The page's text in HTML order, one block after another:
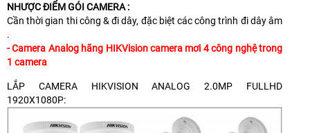
NHƯỢC ĐIỂM GÓI CAMERA :
Cần thời gian thi công & đi dây, đặc biệt các công trình đi dây âm
.
- Camera Analog hãng HIKVision camera mơi 4 công nghệ trong
1 camera
LẮP CAMERA HIKVISION ANALOG 2.0MP FULLHD
1920X1080P: